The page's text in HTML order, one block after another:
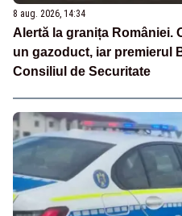
8 aug. 2026, 14:34
Alertă la granița României.
un gazoduct, iar premierul
Consiliul de Securitate